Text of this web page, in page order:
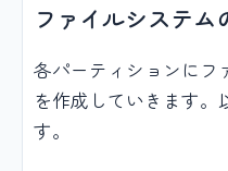
ファイルシステム
各パーティションにフ
を作成していきます。
す。